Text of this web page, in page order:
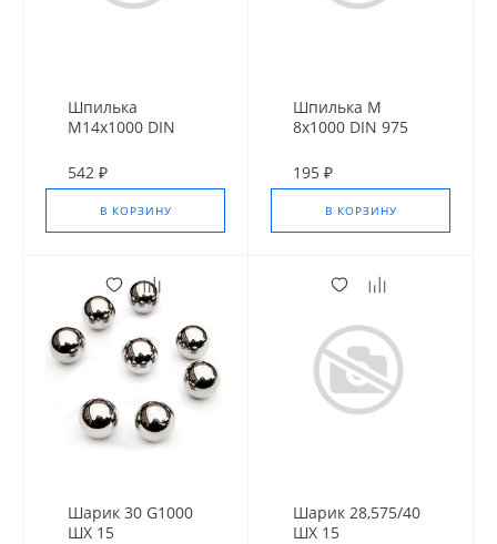
Шпилька
М14х1000 DIN
542 ₽
В КОРЗИНУ
Шпилька М
8х1000 DIN 975
195 ₽
В КОРЗИНУ
Шарик 30 G1000
ШХ 15
Шарик 28,575/40
ШХ 15